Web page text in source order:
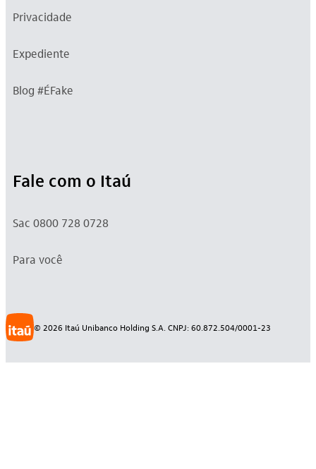
Privacidade
Expediente
Blog #ÉFake
Fale com o Itaú
Sac 0800 728 0728
Para você
© 2026 Itaú Unibanco Holding S.A. CNPJ: 60.872.504/0001-23